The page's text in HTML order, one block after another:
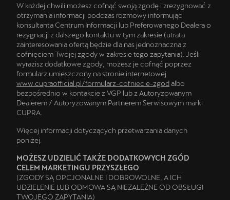
W każdej chwili możesz cofnąć swoją zgodę i zrezygnować z
otrzymania informacji podczas rozmowy informując
konsultanta Centrum Informacji lub Preferowanego Dealera o
rezygnacji z dalszego kontaktu w tym zakresie (utrata
zainteresowania ofertą będzie dla nas jednoznaczna z
cofnięciem Twojej zgody w zakresie tego zapytania). Jeśli
wyrazisz dodatkowe zgody, możesz je cofnąć poprzez
formularz umieszczony na stronie internetowej
www.cupraofficial.pl/formularz-cofniecie-zgodalbo
bezpośrednio w kontakcie z VGP lub z Autoryzowanym
Dealerem / Autoryzowanym Partnerem Serwisowym marki
CUPRA.
Więcej informacji dotyczących przetwarzania danych
poniżej.
MOŻESZ UDZIELIĆ TAKŻE DODATKOWYCH ZGÓD
CELEM MARKETINGU PRZYSZŁEGO
(ZGODY SĄ OPCJONALNE I DOBROWOLNE, A ICH
UDZIELENIE LUB ODMOWA SĄ NIEZALEŻNE OD OBSŁUGI
TWOJEGO ZAPYTANIA)